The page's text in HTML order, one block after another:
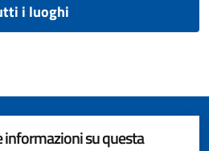
i luoghi
informazioni su questa